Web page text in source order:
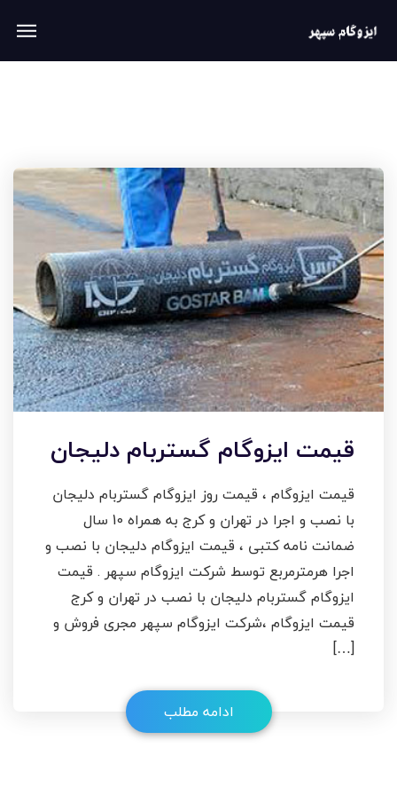
قیمت ایزوگام گستربام دلیجان
قیمت ایزوگام ، قیمت روز ایزوگام گستربام دلیجان
با نصب و اجرا در تهران و کرج به همراه 10 سال
ضمانت نامه کتبی ، قیمت ایزوگام دلیجان با نصب و
اجرا هرمترمربع توسط شرکت ایزوگام سپهر . قیمت
ایزوگام گستربام دلیجان با نصب در تهران و کرج
قیمت ایزوگام ،شرکت ایزوگام سپهر مجری فروش و
[…]
ادامه مطلب